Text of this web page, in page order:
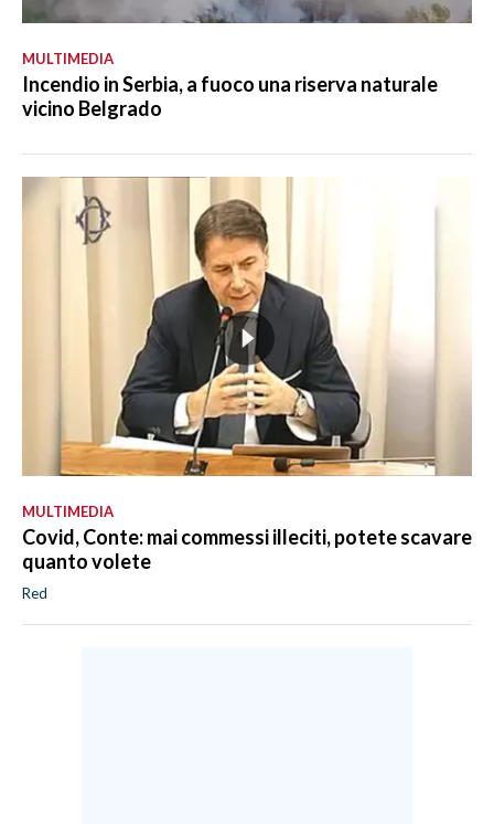
MULTIMEDIA
Incendio in Serbia, a fuoco una riserva naturale
vicino Belgrado
MULTIMEDIA
Covid, Conte: mai commessi illeciti, potete scavare
quanto volete
Red